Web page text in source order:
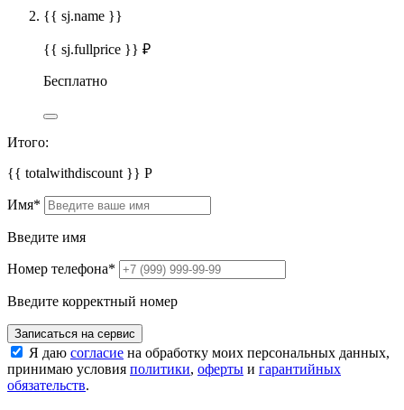
{{ sj.name }}
{{ sj.fullprice }} ₽
Бесплатно
Итого:
{{ totalwithdiscount }} Р
Имя*
Введите имя
Номер телефона*
Введите корректный номер
Записаться на сервис
Я даю согласие на обработку моих персональных данных,
принимаю условия политики, оферты и гарантийных
обязательств.